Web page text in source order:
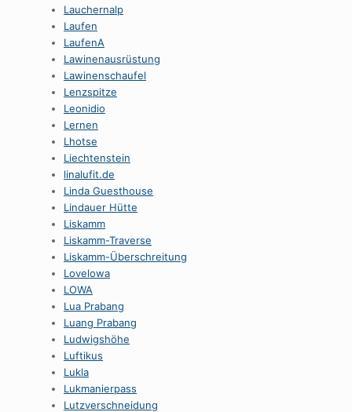
Lauchernalp
Laufen
LaufenA
Lawinenausrüstung
Lawinenschaufel
Lenzspitze
Leonidio
Lernen
Lhotse
Liechtenstein
linalufit.de
Linda Guesthouse
Lindauer Hütte
Liskamm
Liskamm-Traverse
Liskamm-Überschreitung
Lovelowa
LOWA
Lua Prabang
Luang Prabang
Ludwigshöhe
Luftikus
Lukla
Lukmanierpass
Lutzverschneidung